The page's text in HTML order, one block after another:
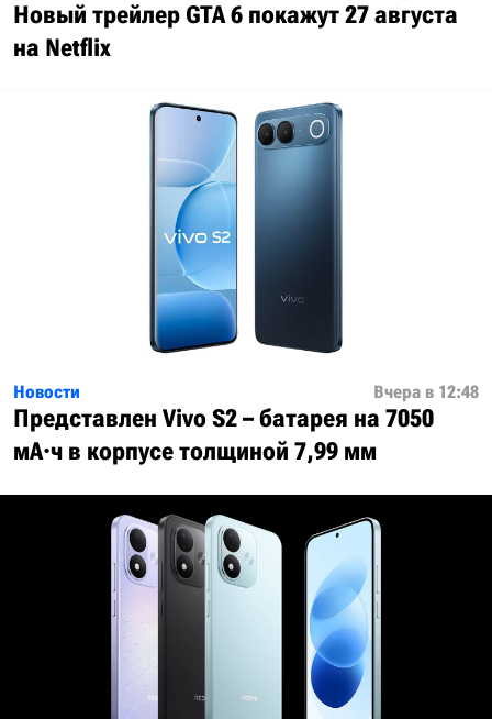
Новый трейлер GTA 6 покажут 27 августа
на Netflix
Новости Вчера в 12:48
Представлен Vivo S2 – батарея на 7050
мА·ч в корпусе толщиной 7,99 мм